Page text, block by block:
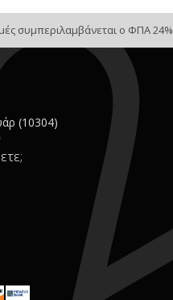
συμπεριλαμβάνεται ο ΦΠΑ 24%
(10304)